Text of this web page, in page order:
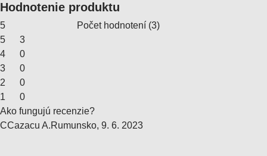
Hodnotenie produktu
5 Počet hodnotení (3)
5
3
4
0
3
0
2
0
1
0
Ako fungujú recenzie?
CCazacu A.Rumunsko, 9. 6. 2023